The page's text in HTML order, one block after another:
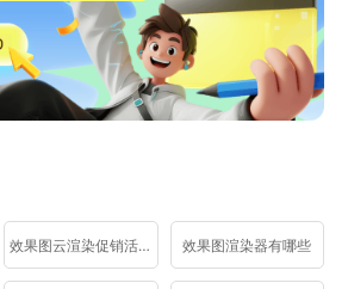
效果图云渲染促销活动 效果图渲染器有哪些